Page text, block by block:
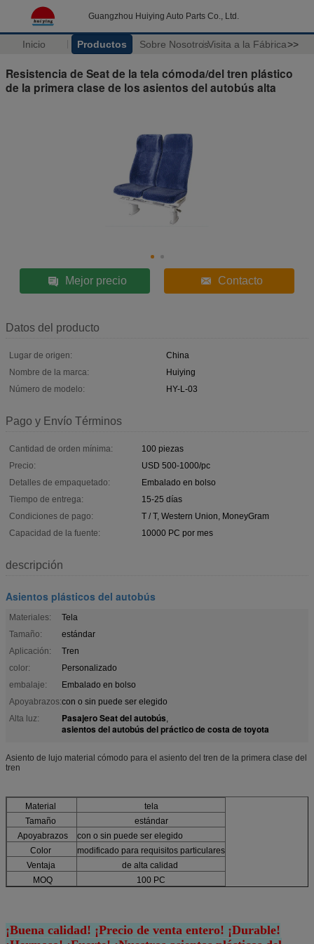
Guangzhou Huiying Auto Parts Co., Ltd.
Inicio Productos Sobre NosotrosVisita a la Fábrica>>
Resistencia de Seat de la tela cómoda/del tren plástico
de la primera clase de los asientos del autobús alta
Mejor precio Contacto
Datos del producto
Lugar de origen:
China
Nombre de la marca:
Huiying
Número de modelo:
HY-L-03
Pago y Envío Términos
Cantidad de orden mínima:
100 piezas
Precio:
USD 500-1000/pc
Detalles de empaquetado:
Embalado en bolso
Tiempo de entrega:
15-25 días
Condiciones de pago:
T / T, Western Union, MoneyGram
Capacidad de la fuente:
10000 PC por mes
descripción
Asientos plásticos del autobús
Materiales:
Tela
Tamaño:
estándar
Aplicación:
Tren
color:
Personalizado
embalaje:
Embalado en bolso
Apoyabrazos:con o sin puede ser elegido
Alta luz:
Pasajero Seat del autobús,
asientos del autobús del práctico de costa de toyota
Asiento de lujo material cómodo para el asiento del tren de la primera clase del
tren
Material
tela
Tamaño
estándar
Apoyabrazos
con o sin puede ser elegido
Color
modificado para requisitos particulares
Ventaja
de alta calidad
MOQ
100 PC
¡Buena calidad! ¡Precio de venta entero! ¡Durable!